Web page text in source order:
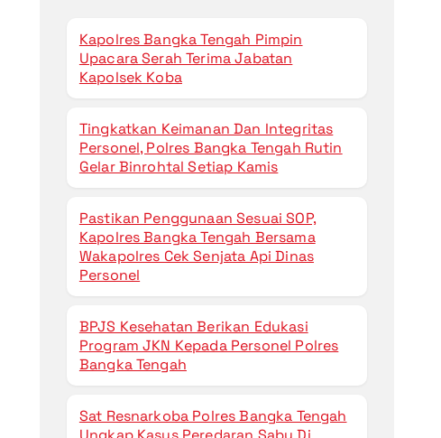
Kapolres Bangka Tengah Pimpin
Upacara Serah Terima Jabatan
Kapolsek Koba
Tingkatkan Keimanan Dan Integritas
Personel, Polres Bangka Tengah Rutin
Gelar Binrohtal Setiap Kamis
Pastikan Penggunaan Sesuai SOP,
Kapolres Bangka Tengah Bersama
Wakapolres Cek Senjata Api Dinas
Personel
BPJS Kesehatan Berikan Edukasi
Program JKN Kepada Personel Polres
Bangka Tengah
Sat Resnarkoba Polres Bangka Tengah